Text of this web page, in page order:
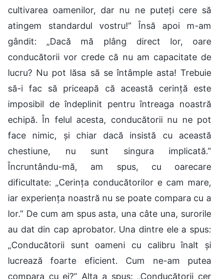
cultivarea oamenilor, dar nu ne puteți cere să
atingem standardul vostru!” Însă apoi m-am
gândit: „Dacă mă plâng direct lor, oare
conducătorii vor crede că nu am capacitate de
lucru? Nu pot lăsa să se întâmple asta! Trebuie
să-i fac să priceapă că această cerință este
imposibil de îndeplinit pentru întreaga noastră
echipă. În felul acesta, conducătorii nu ne pot
face nimic, și chiar dacă insistă cu această
chestiune, nu sunt singura implicată.”
Încruntându-mă, am spus, cu oarecare
dificultate: „Cerința conducătorilor e cam mare,
iar experiența noastră nu se poate compara cu a
lor.” De cum am spus asta, una câte una, surorile
au dat din cap aprobator. Una dintre ele a spus:
„Conducătorii sunt oameni cu calibru înalt și
lucrează foarte eficient. Cum ne-am putea
compara cu ei?” Alta a spus: „Conducătorii cer